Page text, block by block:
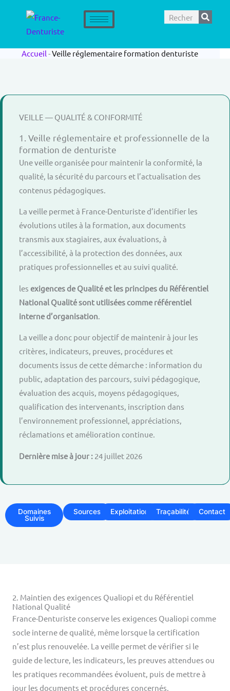
contenu
Rechercher
Accueil -Veille réglementaire formation denturiste
VEILLE — QUALITÉ & CONFORMITÉ
1. Veille réglementaire et professionnelle de la
formation de denturiste
Une veille organisée pour maintenir la conformité, la
qualité, la sécurité du parcours et l’actualisation des
contenus pédagogiques.
La veille permet à France-Denturiste d’identifier les
évolutions utiles à la formation, aux documents
transmis aux stagiaires, aux évaluations, à
l’accessibilité, à la protection des données, aux
pratiques professionnelles et au suivi qualité.
les exigences de Qualité et les principes du Référentiel
National Qualité sont utilisées comme référentiel
interne d’organisation
La veille a donc pour objectif de maintenir à jour les
critères, indicateurs, preuves, procédures et
documents issus de cette démarche : information du
public, adaptation des parcours, suivi pédagogique,
évaluation des acquis, moyens pédagogiques,
qualification des intervenants, inscription dans
l’environnement professionnel, appréciations,
réclamations et amélioration continue.
Dernière mise à jour : 24 juillet 2026
Domaines
Suivis
Sources Exploitation Traçabilité Contact
2. Maintien des exigences Qualiopi et du Référentiel
National Qualité
France-Denturiste conserve les exigences Qualiopi comme
socle interne de qualité, même lorsque la certification
n’est plus renouvelée. La veille permet de vérifier si le
guide de lecture, les indicateurs, les preuves attendues ou
les pratiques recommandées évoluent, puis de mettre à
jour les documents et procédures concernés.